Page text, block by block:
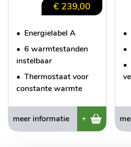
€ 239,00
• Energielabel A
• 6 warmtestanden
instelbaar
• Thermostaat voor
constante warmte
meer informatie +
•
•
•